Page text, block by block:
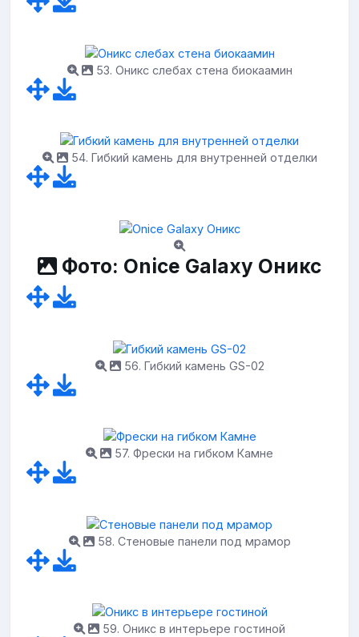
53. Оникс слебах стена биокаамин
54. Гибкий камень для внутренней отделки
Фото: Onice Galaxy Оникс
56. Гибкий камень GS-02
57. Фрески на гибком Камне
58. Стеновые панели под мрамор
59. Оникс в интерьере гостиной